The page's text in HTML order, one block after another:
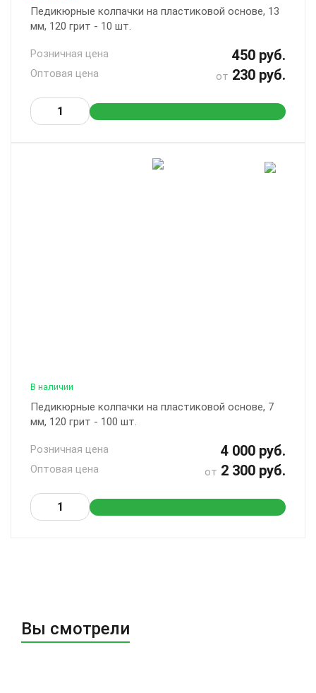
Педикюрные колпачки на пластиковой основе, 13
мм, 120 грит - 10 шт.
Розничная цена 450 руб.
Оптовая цена от 230 руб.
В наличии
Педикюрные колпачки на пластиковой основе, 7
мм, 120 грит - 100 шт.
Розничная цена 4 000 руб.
Оптовая цена от 2 300 руб.
Вы смотрели